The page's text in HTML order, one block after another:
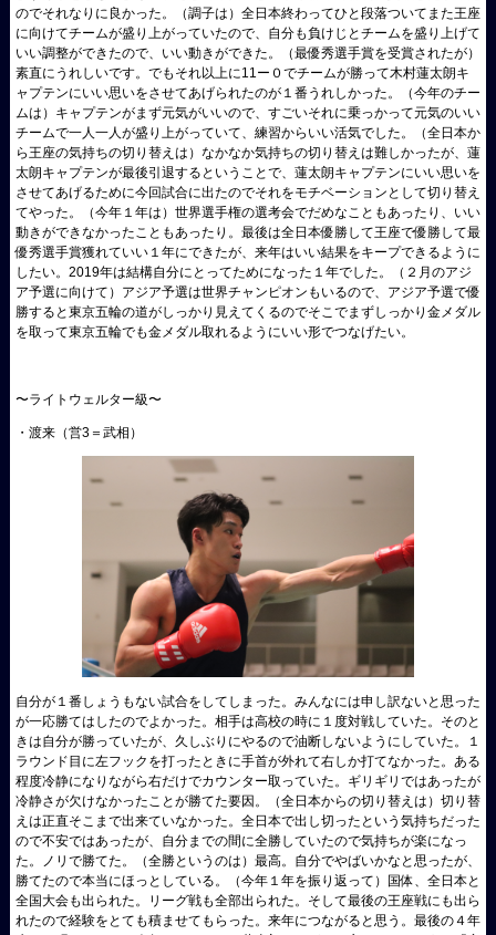
のでそれなりに良かった。（調子は）全日本終わってひと段落ついてまた王座
に向けてチームが盛り上がっていたので、自分も負けじとチームを盛り上げて
いい調整ができたので、いい動きができた。（最優秀選手賞を受賞されたが）
素直にうれしいです。でもそれ以上に11ー０でチームが勝って木村蓮太朗キ
ャプテンにいい思いをさせてあげられたのが１番うれしかった。（今年のチー
ムは）キャプテンがまず元気がいいので、すごいそれに乗っかって元気のいい
チームで一人一人が盛り上がっていて、練習からいい活気でした。（全日本か
ら王座の気持ちの切り替えは）なかなか気持ちの切り替えは難しかったが、蓮
太朗キャプテンが最後引退するということで、蓮太朗キャプテンにいい思いを
させてあげるために今回試合に出たのでそれをモチベーションとして切り替え
てやった。（今年１年は）世界選手権の選考会でだめなこともあったり、いい
動きができなかったこともあったり。最後は全日本優勝して王座で優勝して最
優秀選手賞獲れていい１年にできたが、来年はいい結果をキープできるように
したい。2019年は結構自分にとってためになった１年でした。（２月のアジ
ア予選に向けて）アジア予選は世界チャンピオンもいるので、アジア予選で優
勝すると東京五輪の道がしっかり見えてくるのでそこでまずしっかり金メダル
を取って東京五輪でも金メダル取れるようにいい形でつなげたい。
〜ライトウェルター級〜
・渡来（営3＝武相）
自分が１番しょうもない試合をしてしまった。みんなには申し訳ないと思った
が一応勝てはしたのでよかった。相手は高校の時に１度対戦していた。そのと
きは自分が勝っていたが、久しぶりにやるので油断しないようにしていた。１
ラウンド目に左フックを打ったときに手首が外れて右しか打てなかった。ある
程度冷静になりながら右だけでカウンター取っていた。ギリギリではあったが
冷静さが欠けなかったことが勝てた要因。（全日本からの切り替えは）切り替
えは正直そこまで出来ていなかった。全日本で出し切ったという気持ちだった
ので不安ではあったが、自分までの間に全勝していたので気持ちが楽になっ
た。ノリで勝てた。（全勝というのは）最高。自分でやばいかなと思ったが、
勝てたので本当にほっとしている。（今年１年を振り返って）国体、全日本と
全国大会も出られた。リーグ戦も全部出られた。そして最後の王座戦にも出ら
れたので経験をとても積ませてもらった。来年につながると思う。最後の４年